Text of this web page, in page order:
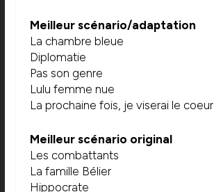
Meilleur scénario/adaptation
La chambre bleue
Diplomatie
Pas son genre
Lulu femme nue
La prochaine fois, je viserai le coeur
Meilleur scénario original
Les combattants
La famille Bélier
Hippocrate